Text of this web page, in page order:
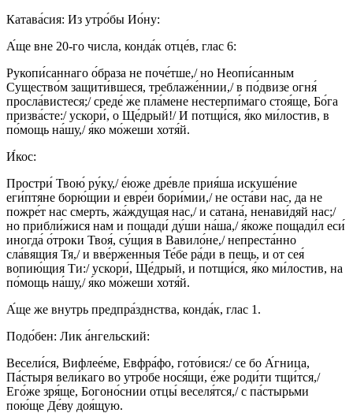
Катава́сия: Из утро́бы Ио́ну:
А́ще вне 20-го числа, конда́к отце́в, глас 6:
Рукопи́саннаго о́браза не поче́тше,/ но Неопи́санным
Существо́м защити́вшеся, треблаже́ннии,/ в по́двизе огня́
просла́вистеся;/ среде́ же пла́мене нестерпи́маго стоя́ще, Бо́га
призва́сте:/ ускори́, о Ще́дрый!/ И потщи́ся, я́ко ми́лостив, в
по́мощь на́шу,/ я́ко мо́жеши хотя́й.
И́кос:
Простри́ Твою́ ру́ку,/ е́юже дре́вле прия́ша искуше́ние
еги́птяне борю́щии и евре́и бори́мии,/ не оста́ви нас, да не
пожре́т нас смерть, жа́ждущая нас,/ и сатана́, ненави́дяй нас;/
но прибли́жися нам и пощади́ ду́ши на́ша,/ я́коже пощади́л еси́
иногда́ о́троки Твоя́, су́щия в Вавило́не,/ непреста́нно
сла́вящия Тя,/ и вве́рженныя Те́бе ра́ди в пещь, и от сея́
вопию́щия Ти:/ ускори́, Ще́дрый, и потщи́ся, я́ко ми́лостив, на
по́мощь на́шу,/ я́ко мо́жеши хотя́й.
А́ще же внутрь предпра́зднства, конда́к, глас 1.
Подо́бен: Лик а́нгельский:
Весели́ся, Вифлее́ме, Евфра́фо, гото́вися:/ се бо А́гница,
Па́стыря вели́каго во утро́бе нося́щи, е́же роди́ти тщи́тся,/
Его́же зря́ще, Богоно́снии отцы́ веселя́тся,/ с па́стырьми
пою́ще Де́ву доя́щую.